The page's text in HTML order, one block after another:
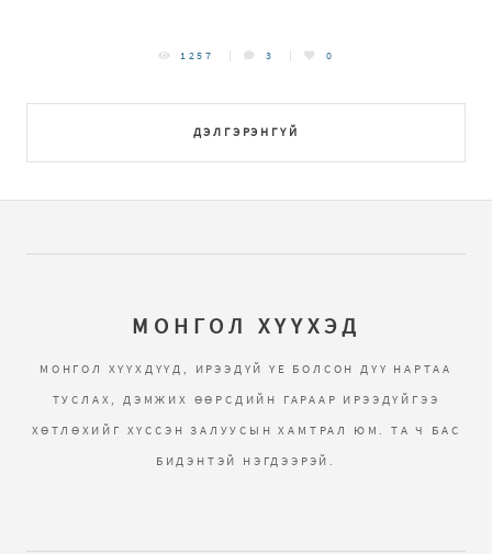
ДЭЛГЭРЭНГҮЙ
1257 3 0
МОНГОЛ ХҮҮХЭД
МОНГОЛ ХҮҮХДҮҮД, ИРЭЭДҮЙ ҮЕ БОЛСОН ДҮҮ НАРТАА
ТУСЛАХ, ДЭМЖИХ ӨӨРСДИЙН ГАРААР ИРЭЭДҮЙГЭЭ
ХӨТЛӨХИЙГ ХҮССЭН ЗАЛУУСЫН ХАМТРАЛ ЮМ. ТА Ч БАС
БИДЭНТЭЙ НЭГДЭЭРЭЙ.